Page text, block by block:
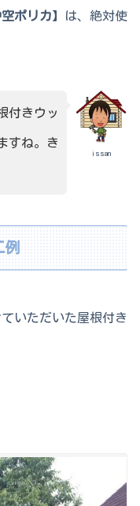
空ポリカ】は、絶対使
issan
付きウッ
すね。き
例
いただいた屋根付き